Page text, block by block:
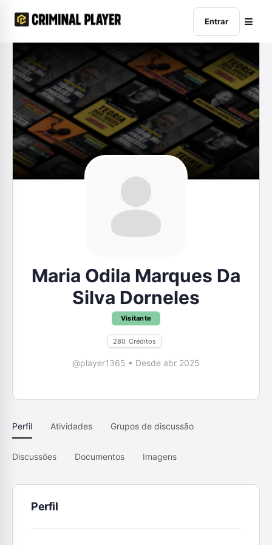
Entrar
Maria Odila Marques Da
Silva Dorneles
Visitante
280 Créditos
@player1365 • Desde abr 2025
Perfil Atividades Grupos de discussão
Discussões Documentos Imagens
Perfil